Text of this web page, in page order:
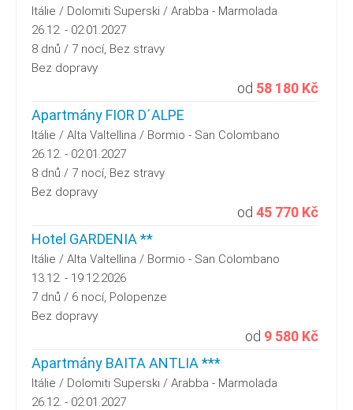
Itálie / Dolomiti Superski / Arabba - Marmolada
26.12. - 02.01.2027
8 dnů / 7 nocí, Bez stravy
Bez dopravy
od 58 180 Kč
Apartmány FIOR D´ALPE
Itálie / Alta Valtellina / Bormio - San Colombano
26.12. - 02.01.2027
8 dnů / 7 nocí, Bez stravy
Bez dopravy
od 45 770 Kč
Hotel GARDENIA **
Itálie / Alta Valtellina / Bormio - San Colombano
13.12. - 19.12.2026
7 dnů / 6 nocí, Polopenze
Bez dopravy
od 9 580 Kč
Apartmány BAITA ANTLIA ***
Itálie / Dolomiti Superski / Arabba - Marmolada
26.12. - 02.01.2027